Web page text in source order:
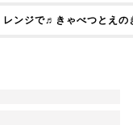
レンジで♬きゃべつとえの